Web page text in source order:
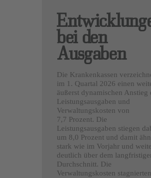
bei den
Ausgaben
Die Krankenkassen
im 1. Quartal 2026 einen
äußerst dynamischen Anstieg
Leistungsausgaben und
Verwaltungskosten von
7,7 Prozent. Die
Leistungsausgaben stiegen
um 8,0 Prozent und damit
stark wie im Vorjahr und
deutlich über dem
Durchschnitt. Die
Verwaltungskosten